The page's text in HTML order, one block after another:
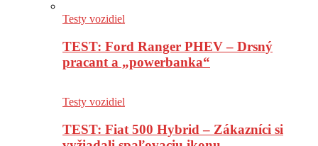
Testy vozidiel
TEST: Ford Ranger PHEV – Drsný
pracant a „powerbanka“
Testy vozidiel
TEST: Fiat 500 Hybrid – Zákazníci si